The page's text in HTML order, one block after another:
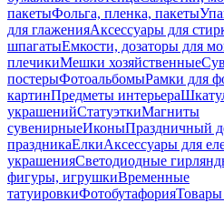
пакетыФольга, пленка, пакеты
для глаженияАксессуары для
шпагатыЕмкости, дозаторы для
плечикиМешки хозяйственные
постерыФотоальбомыРамки для
картинПредметы интерьера
украшенийСтатуэткиМагниты
сувенирныеИконыПраздничный
праздникаЕлкиАксессуары для
украшенияСветодиодные
фигуры, игрушкиВременные
татуировкиФотобутафорияТовары